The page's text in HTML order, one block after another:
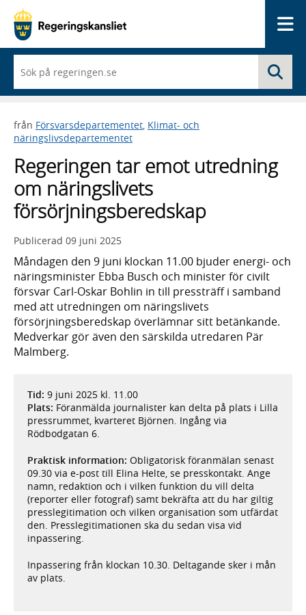
du
börjar
skriva
framträder
en
med
sökförslag
från Försvarsdepartementet, Klimat- och
näringslivsdepartementet
Regeringen tar emot utredning
om näringslivets
försörjningsberedskap
Publicerad 09 juni 2025
Måndagen den 9 juni klockan 11.00 bjuder energi- och
näringsminister Ebba Busch och minister för civilt
försvar Carl-Oskar Bohlin in till pressträff i samband
med att utredningen om näringslivets
försörjningsberedskap överlämnar sitt betänkande.
Medverkar gör även den särskilda utredaren Pär
Malmberg.
Tid: 9 juni 2025 kl. 11.00
Plats: Föranmälda journalister kan delta på plats i Lilla
pressrummet, kvarteret Björnen. Ingång via
Rödbodgatan 6.
Praktisk information: Obligatorisk föranmälan senast
09.30 via e-post till Elina Helte, se presskontakt. Ange
namn, redaktion och i vilken funktion du vill delta
(reporter eller fotograf) samt bekräfta att du har giltig
presslegitimation och vilken organisation som utfärdat
den. Presslegitimationen ska du sedan visa vid
inpassering.
Inpassering från klockan 10.30. Deltagande sker i mån
av plats.